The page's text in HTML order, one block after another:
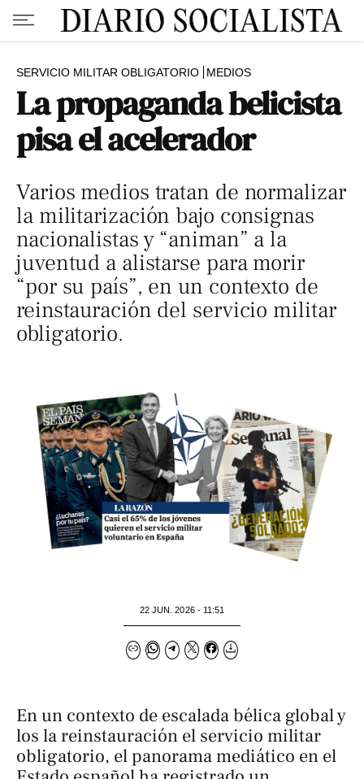
SERVICIO MILITAR OBLIGATORIO MEDIOS
La propaganda belicista
pisa el acelerador
Varios medios tratan de normalizar
la militarización bajo consignas
nacionalistas y “animan” a la
juventud a alistarse para morir
“por su país”, en un contexto de
reinstauración del servicio militar
obligatorio.
22 JUN. 2026 - 11:51
En un contexto de escalada bélica global y
los la reinstauración el servicio militar
obligatorio, el panorama mediático en el